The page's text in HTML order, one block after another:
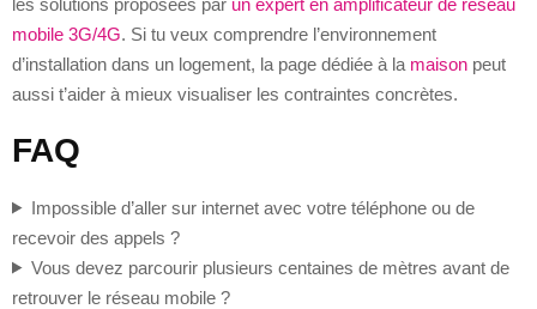
mobile 3G/4G. Si tu veux comprendre l’environnement
d’installation dans un logement, la page dédiée à la maison peut
aussi t’aider à mieux visualiser les contraintes concrètes.
FAQ
Impossible d’aller sur internet avec votre téléphone ou de
recevoir des appels ?
Vous devez parcourir plusieurs centaines de mètres avant de
retrouver le réseau mobile ?